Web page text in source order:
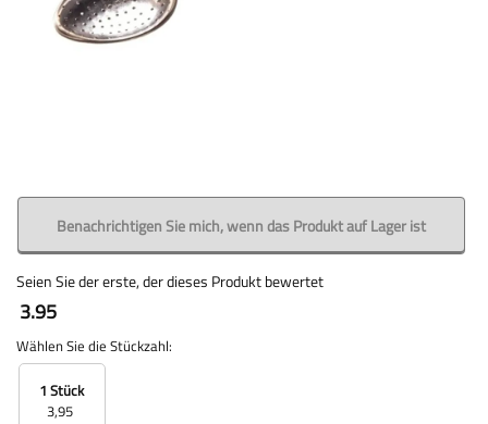
Benachrichtigen Sie mich, wenn das Produkt auf Lager ist
Seien Sie der erste, der dieses Produkt bewertet
3.95
Wählen Sie die Stückzahl:
1 Stück
3,95